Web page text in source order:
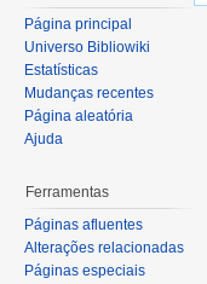
Página principal
Universo Bibliowiki
Estatísticas
Mudanças recentes
Página aleatória
Ajuda
Ferramentas
Páginas afluentes
Alterações relacionadas
Páginas especiais